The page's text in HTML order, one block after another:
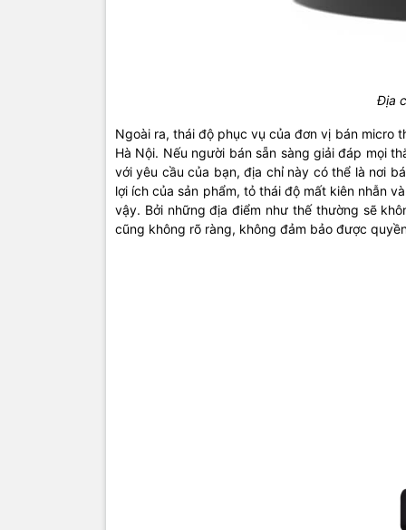
Địa
Ngoài ra, thái độ phục vụ của đơn vị bán micro
Hà Nội. Nếu người bán sẵn sàng giải đáp mọi
với yêu cầu của bạn, địa chỉ này có thể là nơi
lợi ích của sản phẩm, tỏ thái độ mất kiên nhẫn
vậy. Bởi những địa điểm như thế thường sẽ
cũng không rõ ràng, không đảm bảo được